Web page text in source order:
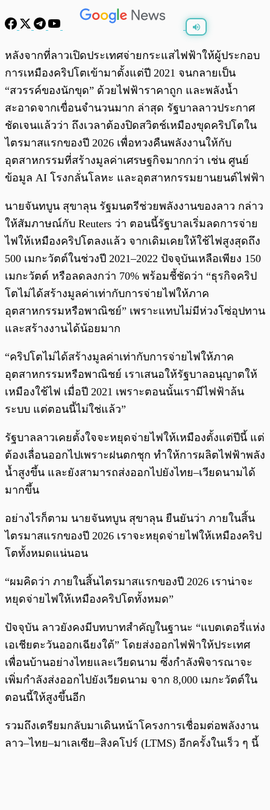
พร้อมเล่น 0:00/
หลังจากที่ลาวเปิดประเทศจ่ายกระแสไฟฟ้าให้ผู้ประกอบ
การเหมืองคริปโตเข้ามาตั้งแต่ปี 2021 จนกลายเป็น
“สวรรค์ของนักขุด” ด้วยไฟฟ้าราคาถูก และพลังน้ำ
สะอาดจากเขื่อนจำนวนมาก ล่าสุด รัฐบาลลาวประกาศ
ชัดเจนแล้วว่า ถึงเวลาต้องปิดสวิตช์เหมืองขุดคริปโตใน
ไตรมาสแรกของปี 2026 เพื่อทวงคืนพลังงานให้กับ
อุตสาหกรรมที่สร้างมูลค่าเศรษฐกิจมากกว่า เช่น ศูนย์
ข้อมูล AI โรงกลั่นโลหะ และอุตสาหกรรมยานยนต์ไฟฟ้า
นายจันทบูน สุขาลุน รัฐมนตรีช่วยพลังงานของลาว กล่าว
ให้สัมภาษณ์กับ Reuters ว่า ตอนนี้รัฐบาลเริ่มลดการจ่าย
ไฟให้เหมืองคริปโตลงแล้ว จากเดิมเคยให้ใช้ไฟสูงสุดถึง
500 เมกะวัตต์ในช่วงปี 2021–2022 ปัจจุบันเหลือเพียง 150
เมกะวัตต์ หรือลดลงกว่า 70% พร้อมชี้ชัดว่า “ธุรกิจคริป
โตไม่ได้สร้างมูลค่าเท่ากับการจ่ายไฟให้ภาค
อุตสาหกรรมหรือพาณิชย์” เพราะแทบไม่มีห่วงโซ่อุปทาน
และสร้างงานได้น้อยมาก
“คริปโตไม่ได้สร้างมูลค่าเท่ากับการจ่ายไฟให้ภาค
อุตสาหกรรมหรือพาณิชย์ เราเสนอให้รัฐบาลอนุญาตให้
เหมืองใช้ไฟ เมื่อปี 2021 เพราะตอนนั้นเรามีไฟฟ้าล้น
ระบบ แต่ตอนนี้ไม่ใช่แล้ว”
รัฐบาลลาวเคยตั้งใจจะหยุดจ่ายไฟให้เหมืองตั้งแต่ปีนี้ แต่
ต้องเลื่อนออกไปเพราะฝนตกชุก ทำให้การผลิตไฟฟ้าพลัง
น้ำสูงขึ้น และยังสามารถส่งออกไปยังไทย–เวียดนามได้
มากขึ้น
อย่างไรก็ตาม นายจันทบูน สุขาลุน ยืนยันว่า ภายในสิ้น
ไตรมาสแรกของปี 2026 เราจะหยุดจ่ายไฟให้เหมืองคริป
โตทั้งหมดแน่นอน
“ผมคิดว่า ภายในสิ้นไตรมาสแรกของปี 2026 เราน่าจะ
หยุดจ่ายไฟให้เหมืองคริปโตทั้งหมด”
ปัจจุบัน ลาวยังคงมีบทบาทสำคัญในฐานะ “แบตเตอรี่แห่ง
เอเชียตะวันออกเฉียงใต้” โดยส่งออกไฟฟ้าให้ประเทศ
เพื่อนบ้านอย่างไทยและเวียดนาม ซึ่งกำลังพิจารณาจะ
เพิ่มกำลังส่งออกไปยังเวียดนาม จาก 8,000 เมกะวัตต์ใน
ตอนนี้ให้สูงขึ้นอีก
รวมถึงเตรียมกลับมาเดินหน้าโครงการเชื่อมต่อพลังงาน
ลาว–ไทย–มาเลเซีย–สิงคโปร์ (LTMS) อีกครั้งในเร็ว ๆ นี้